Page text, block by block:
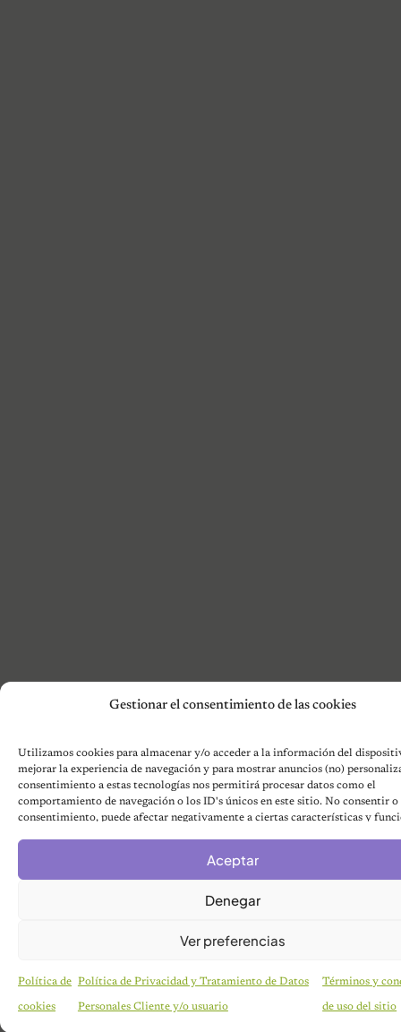
Gestionar el consentimiento de las cookies
Utilizamos cookies para almacenar y/o acceder a la información del
mejorar la experiencia de navegación y para mostrar anuncios (no)
consentimiento a estas tecnologías nos permitirá procesar datos como el
comportamiento de navegación o los ID's únicos en este sitio. No consentir
consentimiento, puede afectar negativamente a ciertas características y
Aceptar
Denegar
Ver preferencias
Política de
cookies
Política de Privacidad y Tratamiento de Datos
Personales Cliente y/o usuario
Términos y
de uso del sitio